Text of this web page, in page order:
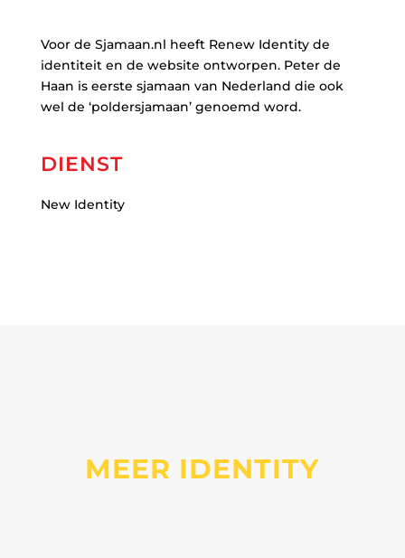
Voor de Sjamaan.nl heeft Renew Identity de
identiteit en de website ontworpen. Peter de
Haan is eerste sjamaan van Nederland die ook
wel de ‘poldersjamaan’ genoemd word.
DIENST
New Identity
MEER IDENTITY